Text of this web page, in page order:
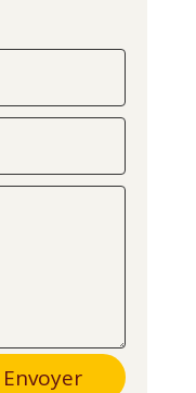
Envoyer